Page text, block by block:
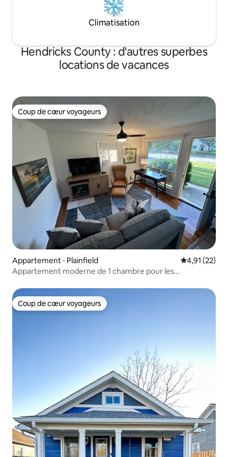
Climatisation
Hendricks County : d'autres superbes
locations de vacances
Coup de cœur voyageurs
Coup de cœur voyageurs
Appartement ⋅ Plainfield Évaluation
4,91 (22)
Appartement moderne de 1 chambre pour les
Coup de cœur voyageurs
Coup de cœur voyageurs